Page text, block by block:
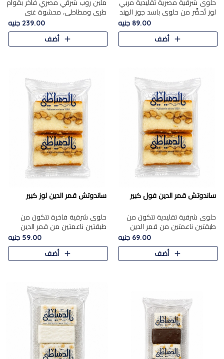
حلوى شرقية مصرية تقليدية مربي
لوز تُحضَّر من حلوى باسد جوز الهند
بقوام طري ومذاق غني، وتُزين
وتغطاه بقطع اللوز الفاخر التي
تضيف لمسة مميزة م..
89.00 جنيه
أضف
ملبن روب شرقي مصري فاخر بقوام
طري ومطاطي، محشوة غني
بسخاء بقطع عين الجمل واللوز
الفاخر التي تضيف قرمشة مميزة
ومرضية ونكهة ناتي غنية في كل
239.00 جنيه
أضف
ساندوتش قمر الدين فول كبير
حلوى شرقية تقليدية تتكون من
طبقتين ناعمتين من قمر الدين
الفاخر، تتوسطهما حشوة غنية من
الفول السوداني المحمص، لتجمع
بين حلاوة المشمش الطبيعية..
69.00 جنيه
أضف
ساندوتش قمر الدين لوز كبير
حلوى شرقية فاخرة تتكون من
طبقتين ناعمتين من قمر الدين
الفاخر، تتوسطهما حشوة غنية من
اللوز المحمص لتمنح مزيجًا متوازنًا
من النعومة والقرمشة. ..
59.00 جنيه
أضف